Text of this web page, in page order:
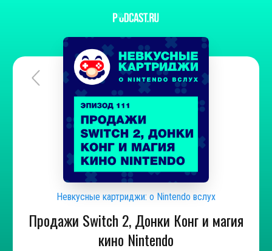
Невкусные картриджи: о Nintendo вслух
Продажи Switch 2, Донки Конг и магия
кино Nintendo